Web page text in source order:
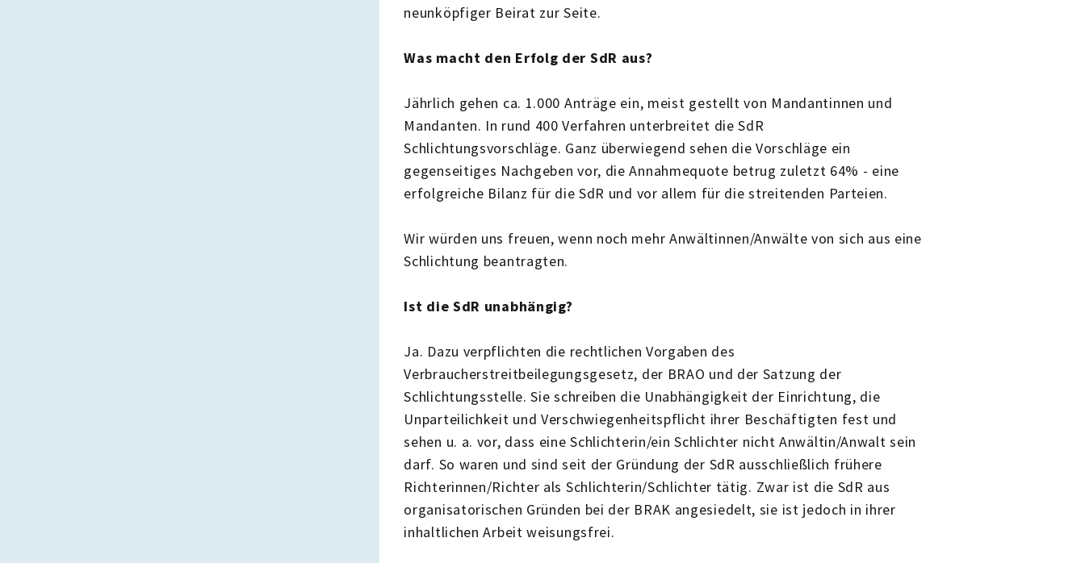
neunköpfiger Beirat zur Seite.
Was macht den Erfolg der SdR aus?
Jährlich gehen ca. 1.000 Anträge ein, meist gestellt von Mandantinnen und
Mandanten. In rund 400 Verfahren unterbreitet die SdR
Schlichtungsvorschläge. Ganz überwiegend sehen die Vorschläge ein
gegenseitiges Nachgeben vor, die Annahmequote betrug zuletzt 64% - eine
erfolgreiche Bilanz für die SdR und vor allem für die streitenden Parteien.
Wir würden uns freuen, wenn noch mehr Anwältinnen/Anwälte von sich aus eine
Schlichtung beantragten.
Ist die SdR unabhängig?
Ja. Dazu verpflichten die rechtlichen Vorgaben des
Verbraucherstreitbeilegungsgesetz, der BRAO und der Satzung der
Schlichtungsstelle. Sie schreiben die Unabhängigkeit der Einrichtung, die
Unparteilichkeit und Verschwiegenheitspflicht ihrer Beschäftigten fest und
sehen u. a. vor, dass eine Schlichterin/ein Schlichter nicht Anwältin/Anwalt sein
darf. So waren und sind seit der Gründung der SdR ausschließlich frühere
Richterinnen/Richter als Schlichterin/Schlichter tätig. Zwar ist die SdR aus
organisatorischen Gründen bei der BRAK angesiedelt, sie ist jedoch in ihrer
inhaltlichen Arbeit weisungsfrei.